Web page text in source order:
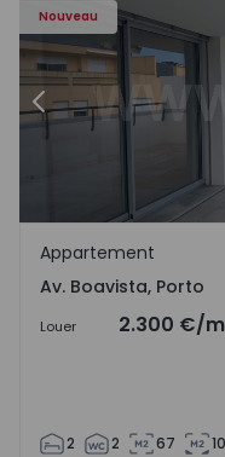
Nouveau
Précédent
Av. Boavista, Porto
Appartement
Av. Boavista, Porto
Louer 2.300 €/
2 2 67